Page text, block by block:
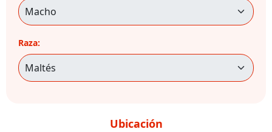
Raza:
Ubicación